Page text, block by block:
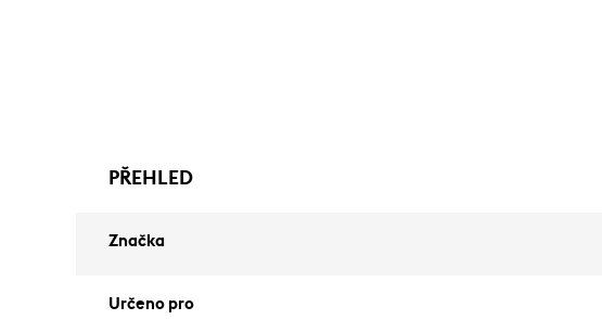
PŘEHLED
Značka
Určeno pro